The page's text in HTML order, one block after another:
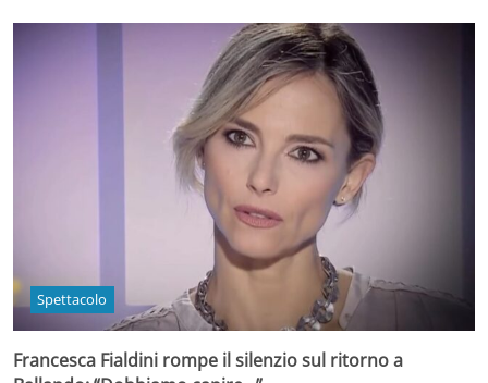
Spettacolo
Francesca Fialdini rompe il silenzio sul ritorno a